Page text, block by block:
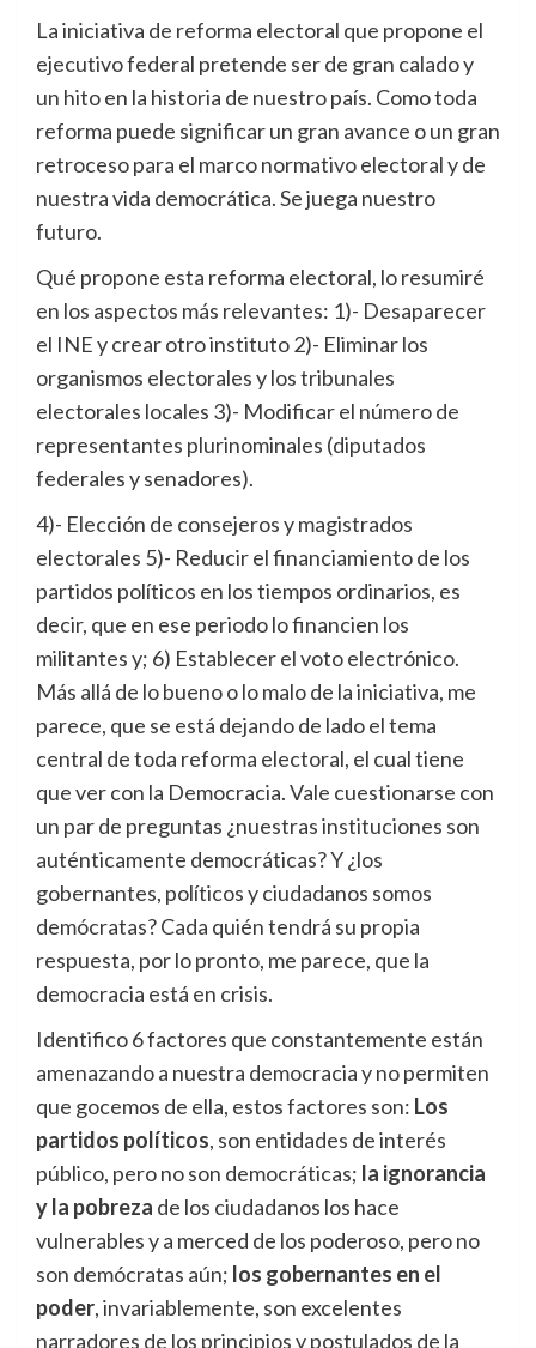
La iniciativa de reforma electoral que propone el
ejecutivo federal pretende ser de gran calado y
un hito en la historia de nuestro país. Como toda
reforma puede significar un gran avance o un gran
retroceso para el marco normativo electoral y de
nuestra vida democrática. Se juega nuestro
futuro.
Qué propone esta reforma electoral, lo resumiré
en los aspectos más relevantes: 1)- Desaparecer
el INE y crear otro instituto 2)- Eliminar los
organismos electorales y los tribunales
electorales locales 3)- Modificar el número de
representantes plurinominales (diputados
federales y senadores).
4)- Elección de consejeros y magistrados
electorales 5)- Reducir el financiamiento de los
partidos políticos en los tiempos ordinarios, es
decir, que en ese periodo lo financien los
militantes y; 6) Establecer el voto electrónico.
Más allá de lo bueno o lo malo de la iniciativa, me
parece, que se está dejando de lado el tema
central de toda reforma electoral, el cual tiene
que ver con la Democracia. Vale cuestionarse con
un par de preguntas ¿nuestras instituciones son
auténticamente democráticas? Y ¿los
gobernantes, políticos y ciudadanos somos
demócratas? Cada quién tendrá su propia
respuesta, por lo pronto, me parece, que la
democracia está en crisis.
Identifico 6 factores que constantemente están
amenazando a nuestra democracia y no permiten
que gocemos de ella, estos factores son: Los
partidos políticos, son entidades de interés
público, pero no son democráticas; la ignorancia
y la pobreza de los ciudadanos los hace
vulnerables y a merced de los poderoso, pero no
son demócratas aún; los gobernantes en el
poder, invariablemente, son excelentes
narradores de los principios y postulados de la